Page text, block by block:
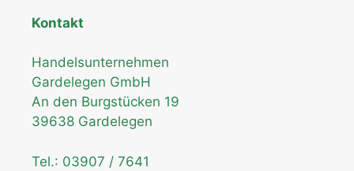
Kontakt
Handelsunternehmen
Gardelegen GmbH
An den Burgstücken 19
39638 Gardelegen
Tel.: 03907 / 7641